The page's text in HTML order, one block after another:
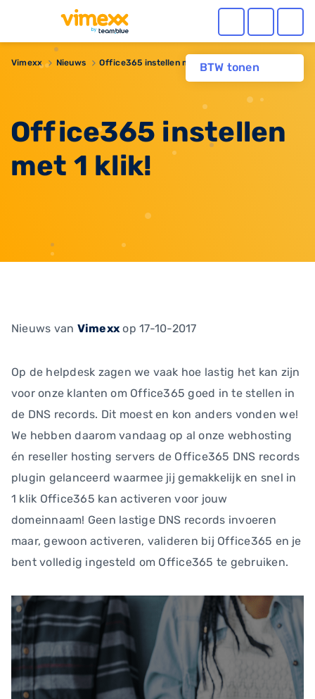
BTW tonen
Vimexx Nieuws Office365 instellen met 1 klik!
Office365 instellen
met 1 klik!
Nieuws van Vimexx op 17-10-2017
Op de helpdesk zagen we vaak hoe lastig het kan zijn
voor onze klanten om Office365 goed in te stellen in
de DNS records. Dit moest en kon anders vonden we!
We hebben daarom vandaag op al onze webhosting
én reseller hosting servers de Office365 DNS records
plugin gelanceerd waarmee jij gemakkelijk en snel in
1 klik Office365 kan activeren voor jouw
domeinnaam! Geen lastige DNS records invoeren
maar, gewoon activeren, valideren bij Office365 en je
bent volledig ingesteld om Office365 te gebruiken.